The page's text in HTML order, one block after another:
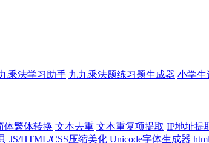
乘法学习助手 九九乘法题练习题生成器 小学生
体繁体转换 文本去重 文本重复项提取 IP地址提
JS/HTML/CSS压缩美化 Unicode字体生成器